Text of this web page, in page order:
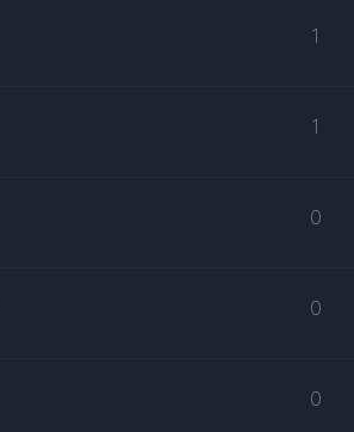
1
1
0
0
0